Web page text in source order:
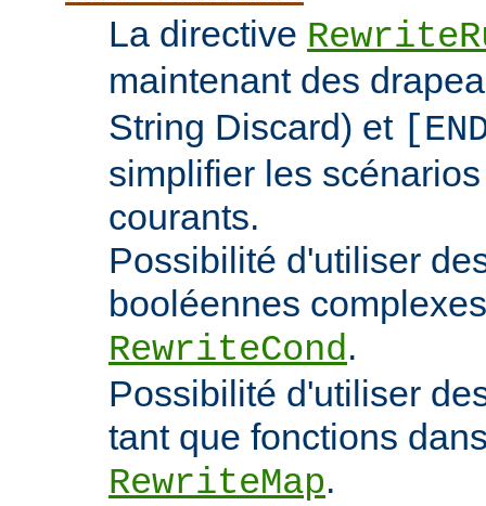
La directive
maintenant des
String Discard) et
simplifier les
courants.
Possibilité d'utiliser
booléennes
RewriteCond.
Possibilité d'utiliser
tant que fonctions
RewriteMap.